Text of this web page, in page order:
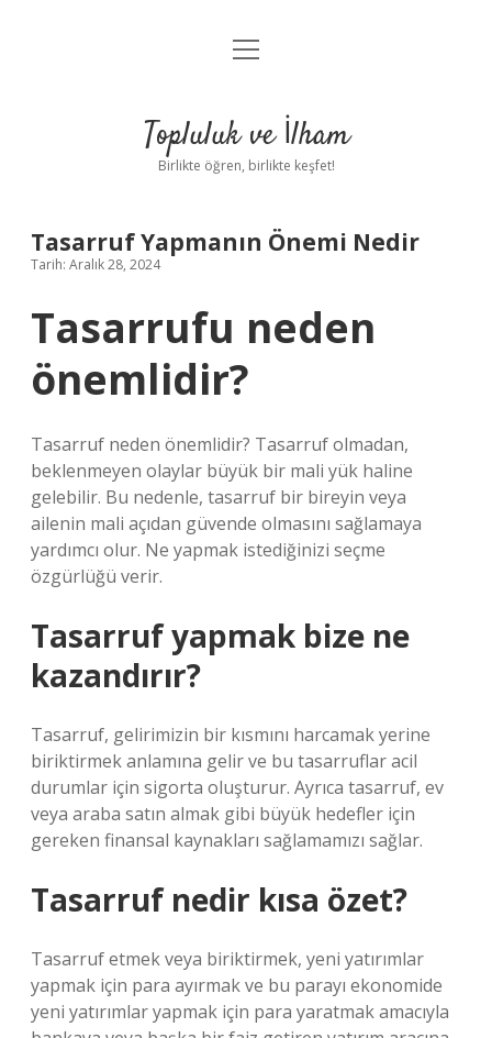
Anasayfa
Yasal Uyarı
menüyü
Topluluk ve İlham
Birlikte öğren, birlikte keşfet!
Tasarruf Yapmanın Önemi Nedir
Tarih: Aralık 28, 2024
Tasarrufu neden
önemlidir?
Tasarruf neden önemlidir? Tasarruf olmadan,
beklenmeyen olaylar büyük bir mali yük haline
gelebilir. Bu nedenle, tasarruf bir bireyin veya
ailenin mali açıdan güvende olmasını sağlamaya
yardımcı olur. Ne yapmak istediğinizi seçme
özgürlüğü verir.
Tasarruf yapmak bize ne
kazandırır?
Tasarruf, gelirimizin bir kısmını harcamak yerine
biriktirmek anlamına gelir ve bu tasarruflar acil
durumlar için sigorta oluşturur. Ayrıca tasarruf, ev
veya araba satın almak gibi büyük hedefler için
gereken finansal kaynakları sağlamamızı sağlar.
Tasarruf nedir kısa özet?
Tasarruf etmek veya biriktirmek, yeni yatırımlar
yapmak için para ayırmak ve bu parayı ekonomide
yeni yatırımlar yapmak için para yaratmak amacıyla